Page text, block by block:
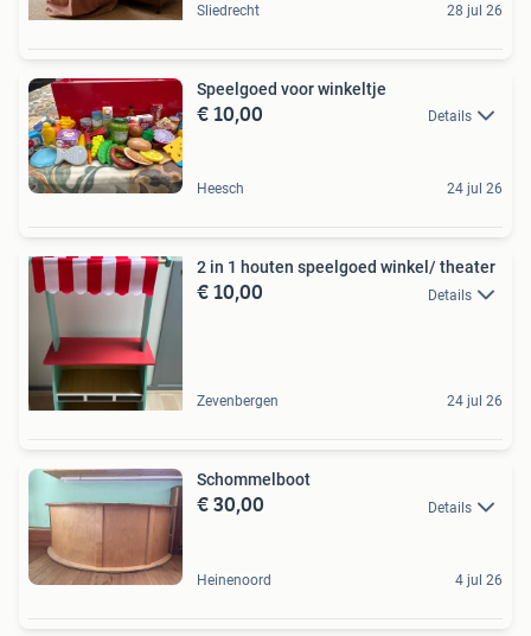
Sliedrecht 28 jul 26
Speelgoed voor winkeltje
€ 10,00 Details
Heesch 24 jul 26
2 in 1 houten speelgoed winkel/ theater
€ 10,00 Details
Zevenbergen 24 jul 26
Schommelboot
€ 30,00 Details
Heinenoord 4 jul 26